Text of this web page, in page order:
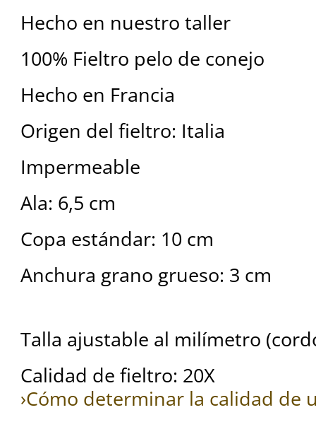
Hecho en nuestro taller
100% Fieltro pelo de conejo
Hecho en Francia
Origen del fieltro: Italia
Impermeable
Ala: 6,5 cm
Copa estándar: 10 cm
Anchura grano grueso: 3 cm
Talla ajustable al milímetro
Calidad de fieltro: 20X
›Cómo determinar la calidad de